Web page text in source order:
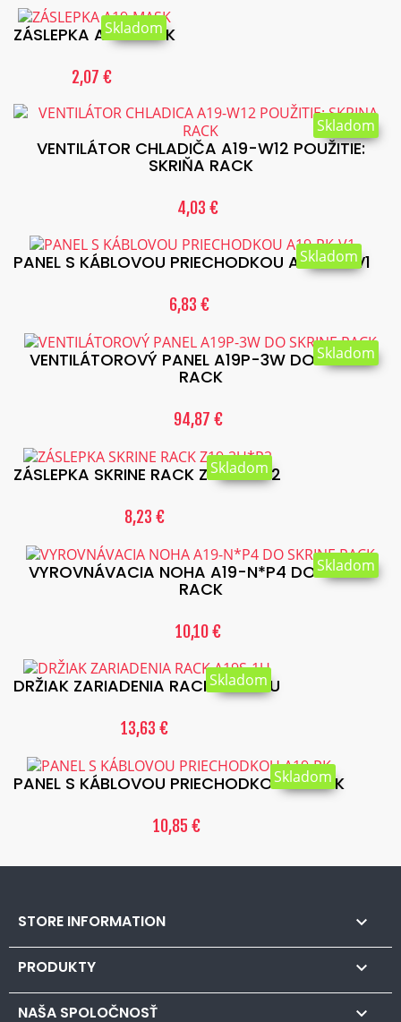
ZÁSLEPKA A19-MASK
2,07 €
Skladom
VENTILÁTOR CHLADIČA A19-W12 POUŽITIE:
SKRIŇA RACK
4,03 €
Skladom
PANEL S KÁBLOVOU PRIECHODKOU A19-PK-V1
6,83 €
Skladom
VENTILÁTOROVÝ PANEL A19P-3W DO SKRINE
RACK
94,87 €
Skladom
ZÁSLEPKA SKRINE RACK Z19-2U*P2
8,23 €
Skladom
VYROVNÁVACIA NOHA A19-N*P4 DO SKRINE
RACK
10,10 €
Skladom
DRŽIAK ZARIADENIA RACK A19S-1U
13,63 €
Skladom
PANEL S KÁBLOVOU PRIECHODKOU A19-PK
10,85 €
Skladom
STORE INFORMATION 
PRODUKTY 
NAŠA SPOLOČNOSŤ 